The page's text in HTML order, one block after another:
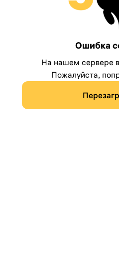
Ошибка
На нашем сервере
Пожалуйста,